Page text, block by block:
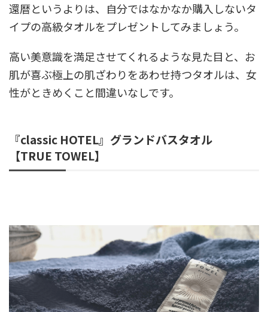
還暦というよりは、自分ではなかなか購入しないタ
イプの高級タオルをプレゼントしてみましょう。
高い美意識を満足させてくれるような見た目と、お
肌が喜ぶ極上の肌ざわりをあわせ持つタオルは、女
性がときめくこと間違いなしです。
『classic HOTEL』グランドバスタオル
【TRUE TOWEL】